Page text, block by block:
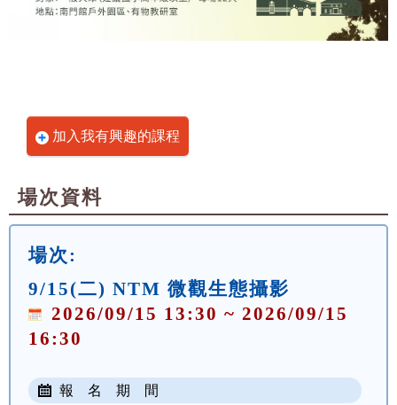
加入我有興趣的課程
場次資料
場次:
9/15(二) NTM 微觀生態攝影
2026/09/15 13:30 ~ 2026/09/15
16:30
報 名 期 間